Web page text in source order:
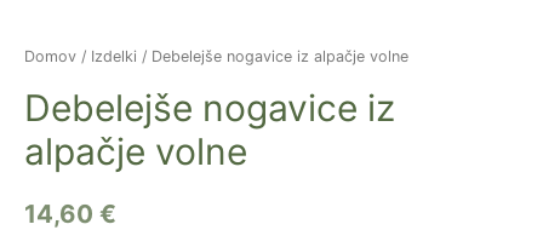
Domov / Izdelki / Debelejše nogavice iz alpačje volne
Debelejše nogavice iz
alpačje volne
14,60 €